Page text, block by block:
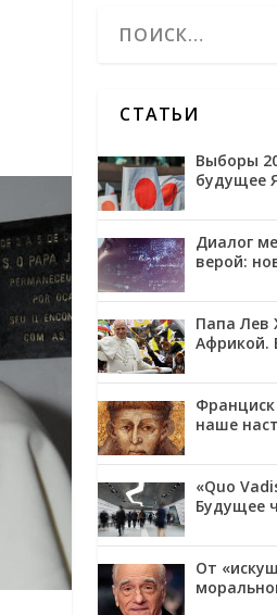
СТАТЬИ
Выборы
будущее
Диалог
верой:
Папа Лев
Африкой.
Франциск
наше
«Quo
Будущее
От